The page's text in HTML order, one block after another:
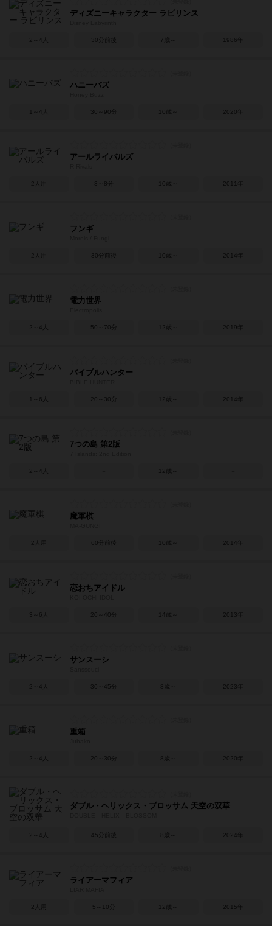
ディズニーキャラクター ラビリンス
2～4人 30分前後 7歳～ 1986年
ハニーバズ
1～4人 30～90分 10歳～ 2020年
アールライバルズ
2人用 3～8分 10歳～ 2011年
フンギ
2人用 30分前後 10歳～ 2014年
電力世界
2～4人 50～70分 12歳～ 2019年
バイブルハンター
1～6人 20～30分 12歳～ 2014年
7つの島 第2版
2～4人 12歳～
魔軍棋
2人用 60分前後 10歳～ 2014年
恋おちアイドル
3～6人 20～40分 14歳～ 2013年
サンスーシ
2～4人 30～45分 8歳～ 2023年
重箱
2～4人 20～30分 8歳～ 2020年
ダブル・ヘリックス・ブロッサム 天空の双華
2～4人 45分前後 8歳～ 2024年
ライアーマフィア
2人用 5～10分 12歳～ 2015年